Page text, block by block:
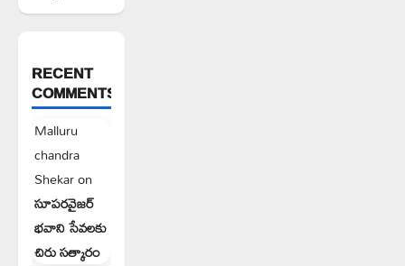
RECENT
COMMENTS
Malluru
chandra
Shekaron
సూపరవైజర్
భవాని సేవలకు
చిరు సత్కారం